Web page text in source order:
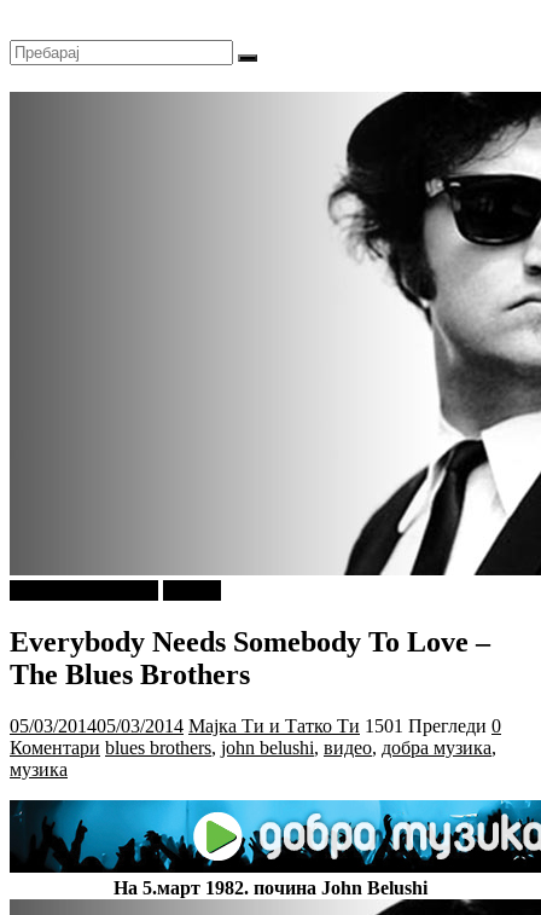
Everybody Needs Somebody To Love –
The Blues Brothers
05/03/201405/03/2014 Мајка Ти и Татко Ти 1501 Прегледи 0
Коментари blues brothers, john belushi, видео, добра музика,
музика
На 5.март 1982. почина John Belushi